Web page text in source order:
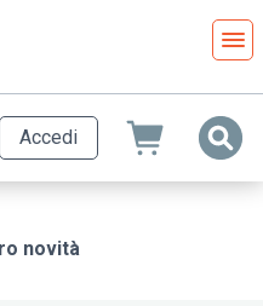
Accedi
novità